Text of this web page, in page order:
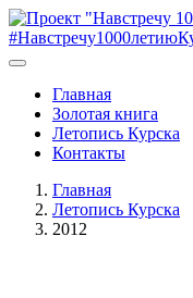
Главная
Золотая книга
Летопись Курска
Контакты
Главная
Летопись Курска
2012